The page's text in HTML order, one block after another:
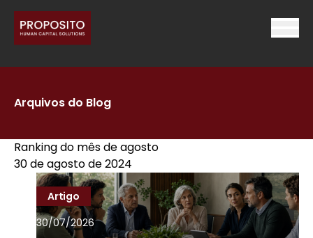
Arquivos do Blog
Ranking do mês de agosto
30 de agosto de 2024
Artigo
30/07/2026